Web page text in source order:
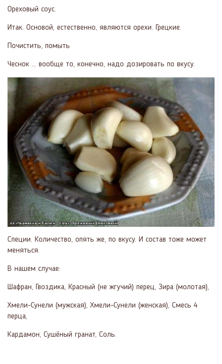
Ореховый соус.
Итак. Основой, естественно, являются орехи. Грецкие.
Почистить, помыть
Чеснок … вообще то, конечно, надо дозировать по вкусу.
Специи. Количество, опять же, по вкусу. И состав тоже может
меняться.
В нашем случае:
Шафран, Гвоздика, Красный (не жгучий) перец, Зира (молотая),
Хмели-Сунели (мужская), Хмели-Сунели (женская), Смесь 4
перца,
Кардамон, Сушёный гранат, Соль.